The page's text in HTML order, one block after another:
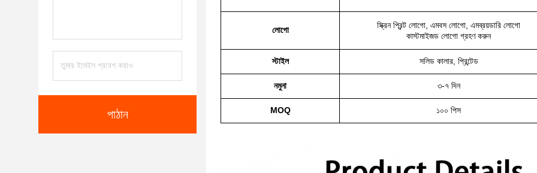
পাঠান
লোগো
স্ক্রিন প্রিন্ট লোগো, এমবস লোগো, এমব্রয়ডারি লোগো
কাস্টমাইজড লোগো গ্রহণ করুন
স্টাইল সলিড কালার, প্রিন্টেড
নমুনা ৩-৭ দিন
MOQ ১০০ পিস